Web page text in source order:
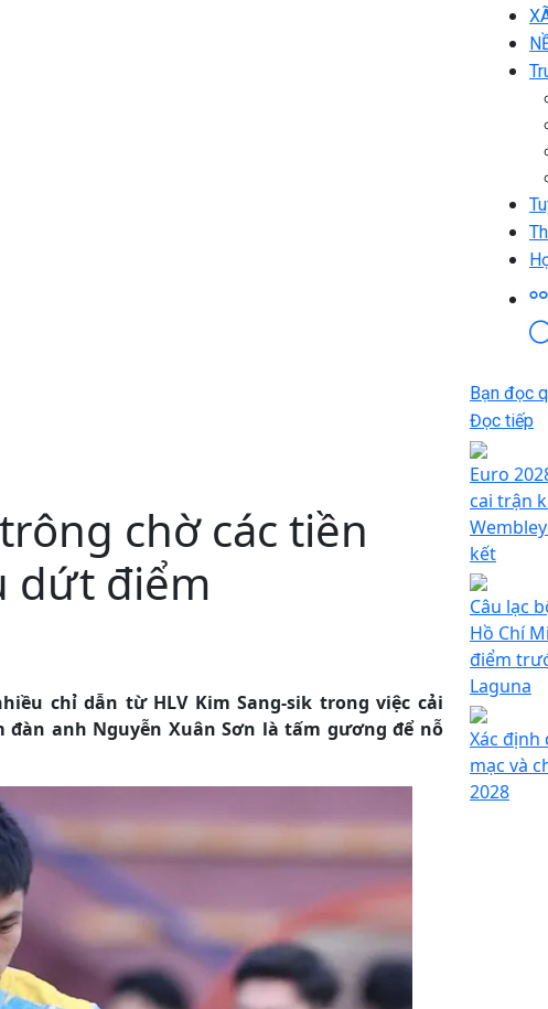
chờ các tiền
dứt điểm
chỉ dẫn từ HLV Kim Sang-sik trong việc cải
anh Nguyễn Xuân Sơn là tấm gương để nỗ
Bạn đọc
Đọc tiếp
Euro
cai trận
kết
Câu lạc
Hồ Chí
điểm
Laguna
Xác định
mạc và
2028